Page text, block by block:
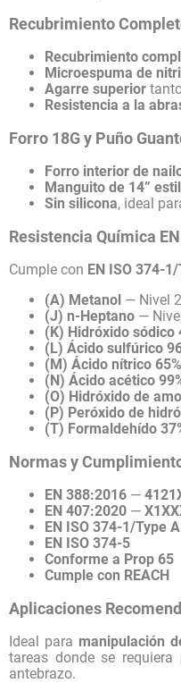
Recubrimiento
Recubrimiento
Microespuma de
Agarre superior
Resistencia a la
Forro 18G y Puño
Forro interior de
Manguito de 14”
Sin silicona, ideal
Resistencia Química
Cumple con EN ISO 374-
(A) Metanol — Nivel 2
(J) n-Heptano —
(K) Hidróxido sódico
(L) Ácido sulfúrico
(M) Ácido nítrico 65%
(N) Ácido acético
(O) Hidróxido de
(P) Peróxido de
(T) Formaldehído
Normas y
EN 388:2016 —
EN 407:2020 —
EN ISO 374-1/Type A
EN ISO 374-5
Conforme a Prop 65
Cumple con REACH
Aplicaciones
Ideal para manipulación
tareas donde se requiera
antebrazo.